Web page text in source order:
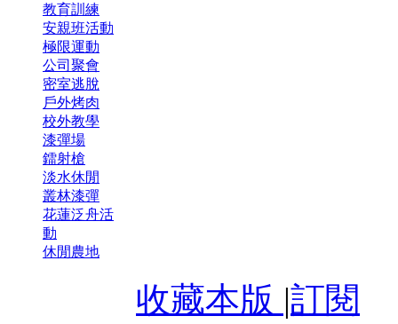
教育訓練
安親班活動
極限運動
公司聚會
密室逃脫
戶外烤肉
校外教學
漆彈場
鐳射槍
淡水休閒
叢林漆彈
花蓮泛舟活
動
休閒農地
收藏本版 |訂閱